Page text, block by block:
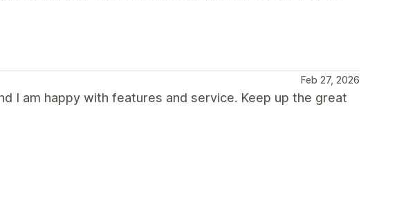
Feb 27, 2026
I am happy with features and service. Keep up the great